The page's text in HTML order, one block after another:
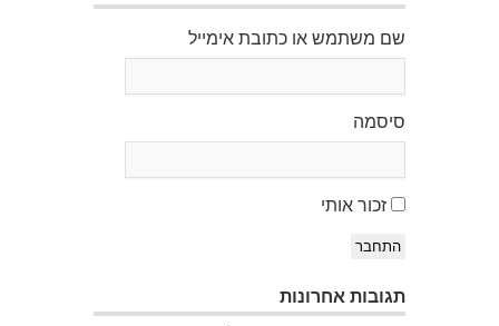
שם משתמש או כתובת אימייל
סיסמה
זכור אותי
התחבר
תגובות אחרונות